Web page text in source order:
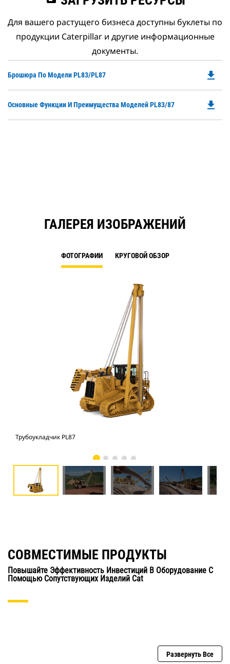
Для вашего растущего бизнеса доступны буклеты по
продукции Caterpillar и другие информационные
документы.
Брошюра По Модели PL83/PL87
a
file_download
Основные Функции И Преимущества Моделей PL83/87 file_download
ГАЛЕРЕЯ ИЗОБРАЖЕНИЙ
ФОТОГРАФИИ КРУГОВОЙ ОБЗОР
Трубоукладчик PL87
СОВМЕСТИМЫЕ ПРОДУКТЫ
Повышайте Эффективность Инвестиций В Оборудование С
Помощью Сопутствующих Изделий Cat
Развернуть Все